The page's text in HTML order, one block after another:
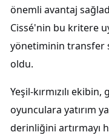
önemli avantaj
Cissé'nin bu kritere
yönetiminin transfer
oldu.
Yeşil-kırmızılı
oyunculara yatırım
derinliğini artırmayı